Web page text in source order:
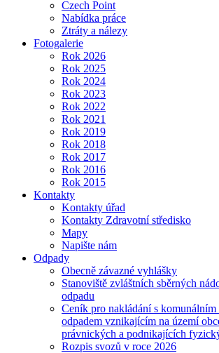
Czech Point
Nabídka práce
Ztráty a nálezy
Fotogalerie
Rok 2026
Rok 2025
Rok 2024
Rok 2023
Rok 2022
Rok 2021
Rok 2019
Rok 2018
Rok 2017
Rok 2016
Rok 2015
Kontakty
Kontakty úřad
Kontakty Zdravotní středisko
Mapy
Napište nám
Odpady
Obecně závazné vyhlášky
Stanoviště zvláštních sběrných
odpadu
Ceník pro nakládání s komunálním
odpadem vznikajícím na území
právnických a podnikajících
Rozpis svozů v roce 2026